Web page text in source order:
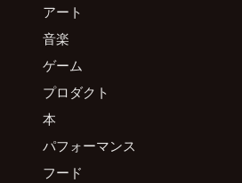
アート
音楽
ゲーム
プロダクト
本
パフォーマンス
フード